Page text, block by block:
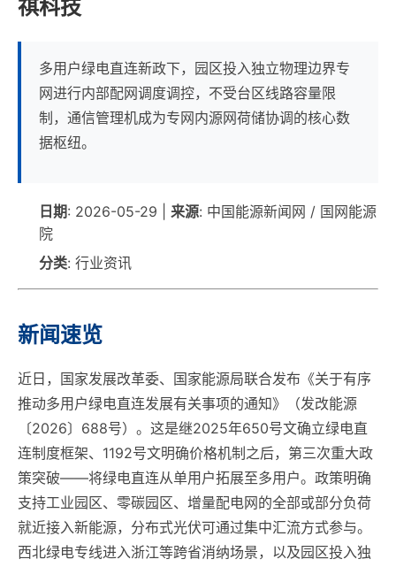
祺科技
多用户绿电直连新政下，园区投入独立物理边界专
网进行内部配网调度调控，不受台区线路容量限
制，通信管理机成为专网内源网荷储协调的核心数
据枢纽。
日期: 2026-05-29 | 来源: 中国能源新闻网 / 国网能源
院
分类: 行业资讯
新闻速览
近日，国家发展改革委、国家能源局联合发布《关于有序
推动多用户绿电直连发展有关事项的通知》（发改能源
〔2026〕688号）。这是继2025年650号文确立绿电直
连制度框架、1192号文明确价格机制之后，第三次重大政
策突破——将绿电直连从单用户拓展至多用户。政策明确
支持工业园区、零碳园区、增量配电网的全部或部分负荷
就近接入新能源，分布式光伏可通过集中汇流方式参与。
西北绿电专线进入浙江等跨省消纳场景，以及园区投入独